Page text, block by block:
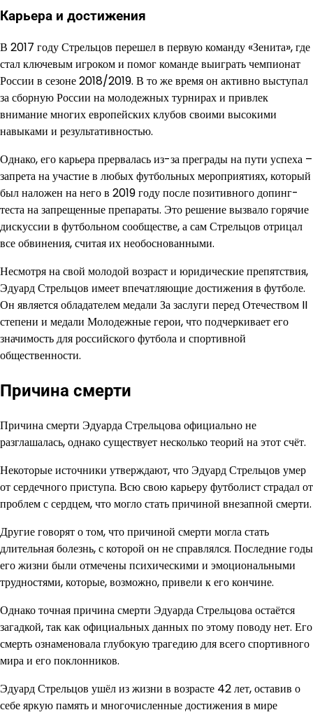
Карьера и достижения
В 2017 году Стрельцов перешел в первую команду «Зенита», где
стал ключевым игроком и помог команде выиграть чемпионат
России в сезоне 2018/2019. В то же время он активно выступал
за сборную России на молодежных турнирах и привлек
внимание многих европейских клубов своими высокими
навыками и результативностью.
Однако, его карьера прервалась из-за преграды на пути успеха –
запрета на участие в любых футбольных мероприятиях, который
был наложен на него в 2019 году после позитивного допинг-
теста на запрещенные препараты. Это решение вызвало горячие
дискуссии в футбольном сообществе, а сам Стрельцов отрицал
все обвинения, считая их необоснованными.
Несмотря на свой молодой возраст и юридические препятствия,
Эдуард Стрельцов имеет впечатляющие достижения в футболе.
Он является обладателем медали За заслуги перед Отечеством II
степени и медали Молодежные герои, что подчеркивает его
значимость для российского футбола и спортивной
общественности.
Причина смерти
Причина смерти Эдуарда Стрельцова официально не
разглашалась, однако существует несколько теорий на этот счёт.
Некоторые источники утверждают, что Эдуард Стрельцов умер
от сердечного приступа. Всю свою карьеру футболист страдал от
проблем с сердцем, что могло стать причиной внезапной смерти.
Другие говорят о том, что причиной смерти могла стать
длительная болезнь, с которой он не справлялся. Последние годы
его жизни были отмечены психическими и эмоциональными
трудностями, которые, возможно, привели к его кончине.
Однако точная причина смерти Эдуарда Стрельцова остаётся
загадкой, так как официальных данных по этому поводу нет. Его
смерть ознаменовала глубокую трагедию для всего спортивного
мира и его поклонников.
Эдуард Стрельцов ушёл из жизни в возрасте 42 лет, оставив о
себе яркую память и многочисленные достижения в мире